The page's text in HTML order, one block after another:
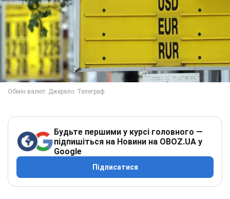
Будьте першими у курсі головного —
підпишіться на Новини на OBOZ.UA у
Google
Підписатися